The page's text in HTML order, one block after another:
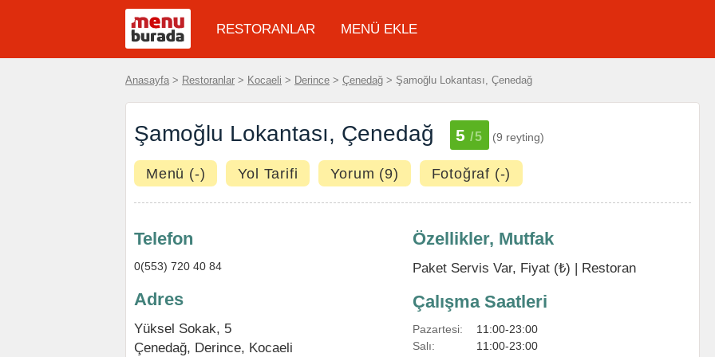
RESTORANLAR MENÜ EKLE
Anasayfa > Restoranlar > Kocaeli > Derince > Çenedağ > Şamoğlu Lokantası, Çenedağ
Şamoğlu Lokantası, Çenedağ 5 /5 (9 reyting)
Menü (-) Yol Tarifi Yorum (9) Fotoğraf (-)
Telefon
0(553) 720 40 84
Adres
Yüksel Sokak, 5
Çenedağ, Derince, Kocaeli
Özellikler, Mutfak
Paket Servis Var, Fiyat (₺) | Restoran
Çalışma Saatleri
Pazartesi:
11:00-23:00
Salı:
11:00-23:00